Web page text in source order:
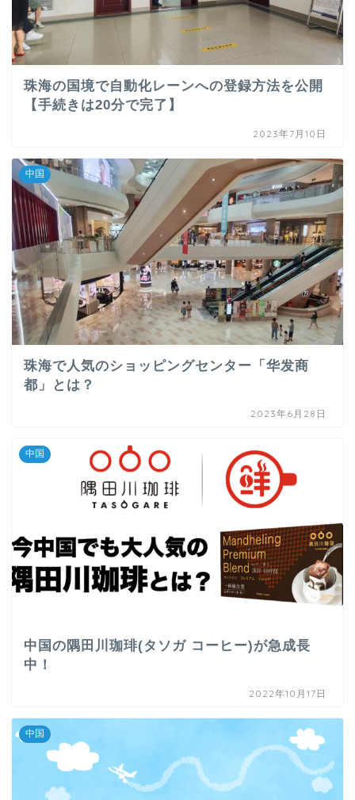
珠海の国境で自動化レーンへの登録方法を公開
【手続きは20分で完了】
2023年7月10日
中国
珠海で人気のショッピングセンター「华发商
都」とは？
2023年6月28日
中国
中国の隅田川珈琲(タソガ コーヒー)が急成長
中！
2022年10月17日
中国